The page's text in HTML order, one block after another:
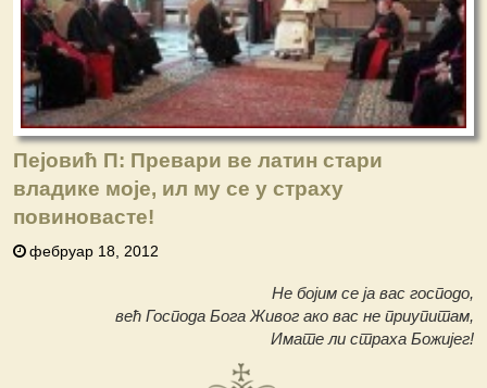
Пејовић П: Превари ве латин стари
владике моје, ил му се у страху
повиновасте!
фебруар 18, 2012
Не бојим се ја вас господо,
већ Господа Бога Живог ако вас не приупитам,
Имате ли страха Божијег!